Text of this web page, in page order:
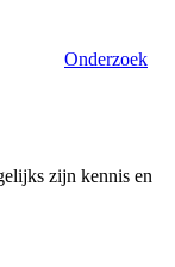
Onderzoek
zijn kennis en